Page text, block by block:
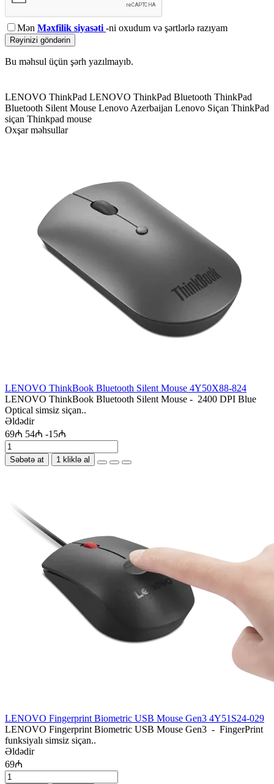
Mən Məxfilik siyasəti -ni oxudum və şərtlərlə razıyam
Rəyinizi göndərin
Bu məhsul üçün şərh yazılmayıb.
LENOVO ThinkPad LENOVO ThinkPad Bluetooth ThinkPad
Bluetooth Silent Mouse Lenovo Azerbaijan Lenovo Siçan ThinkPad
siçan Thinkpad mouse
Oxşar məhsullar
LENOVO ThinkBook Bluetooth Silent Mouse 4Y50X88-824
LENOVO ThinkBook Bluetooth Silent Mouse - 2400 DPI Blue
Optical simsiz siçan..
Əldədir
69₼ 54₼ -15₼
Səbətə at 1 kliklə al
LENOVO Fingerprint Biometric USB Mouse Gen3 4Y51S24-029
LENOVO Fingerprint Biometric USB Mouse Gen3 - FingerPrint
funksiyalı simsiz siçan..
Əldədir
69₼